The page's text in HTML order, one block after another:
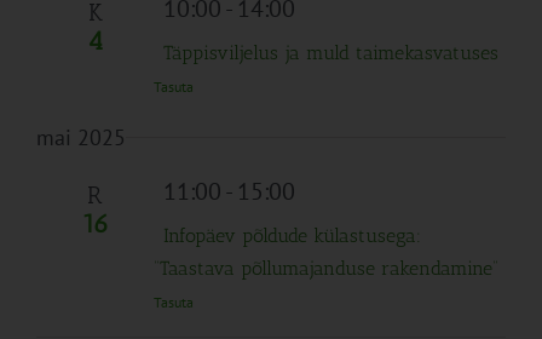
K
4
10:00- 14:00
Täppisviljelus ja muld taimekasvatuses
Tasuta
mai 2025
R
16
11:00- 15:00
Infopäev põldude külastusega:
“Taastava põllumajanduse rakendamine”
Tasuta